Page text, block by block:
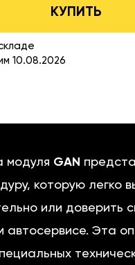
КУПИТЬ
10.08.2026
модуля GAN
которую легко
или доверить
автосервисе. Эта